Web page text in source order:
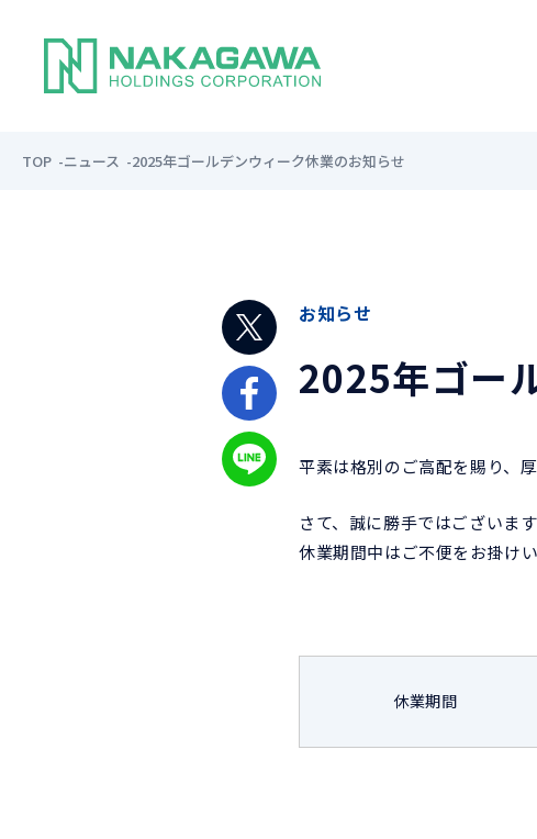
TOP ニュース 2025年ゴールデンウィーク休業のお知らせ
お知らせ
2025年ゴー
平素は格別のご高配を賜り、
さて、誠に勝手ではございま
休業期間中はご不便をお掛け
休業期間